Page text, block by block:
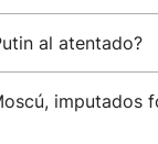
al atentado?
imputados